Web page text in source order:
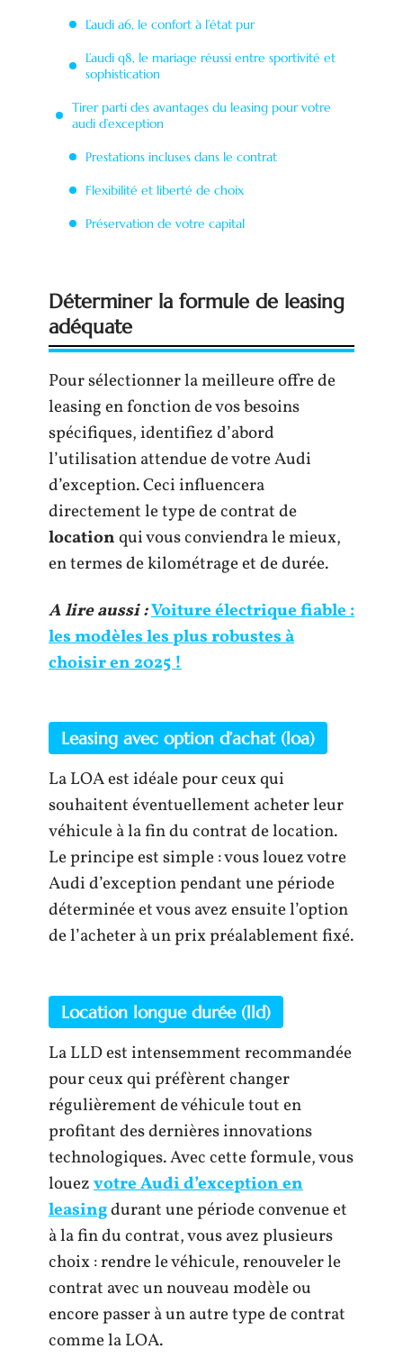
L’audi a6, le confort à l’état pur
L’audi q8, le mariage réussi entre sportivité et
sophistication
Tirer parti des avantages du leasing pour votre
audi d’exception
Prestations incluses dans le contrat
Flexibilité et liberté de choix
Préservation de votre capital
Déterminer la formule de leasing
adéquate
Pour sélectionner la meilleure offre de
leasing en fonction de vos besoins
spécifiques, identifiez d’abord
l’utilisation attendue de votre Audi
d’exception. Ceci influencera
directement le type de contrat de
locationqui vous conviendra le mieux,
en termes de kilométrage et de durée.
A lire aussi :Voiture électrique fiable :
les modèles les plus robustes à
choisir en 2025 !
Leasing avec option d’achat (loa)
La LOA est idéale pour ceux qui
souhaitent éventuellement acheter leur
véhicule à la fin du contrat de location.
Le principe est simple : vous louez votre
Audi d’exception pendant une période
déterminée et vous avez ensuite l’option
de l’acheter à un prix préalablement fixé.
Location longue durée (lld)
La LLD est intensemment recommandée
pour ceux qui préfèrent changer
régulièrement de véhicule tout en
profitant des dernières innovations
technologiques. Avec cette formule, vous
louezvotre Audi d’exception en
leasingdurant une période convenue et
à la fin du contrat, vous avez plusieurs
choix : rendre le véhicule, renouveler le
contrat avec un nouveau modèle ou
encore passer à un autre type de contrat
comme la LOA.